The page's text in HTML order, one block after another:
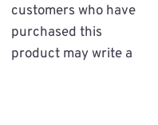
customers who have
purchased this
product may write a